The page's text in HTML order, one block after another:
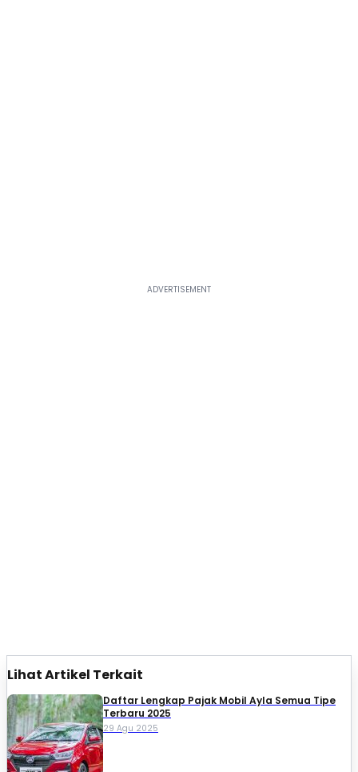
Lihat Artikel Terkait
Daftar Lengkap Pajak Mobil Ayla Semua Tipe
Terbaru 2025
29 Agu 2025